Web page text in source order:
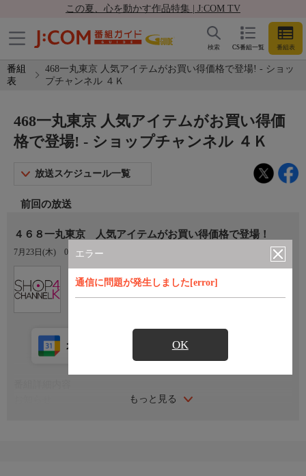
この夏、心を動かす作品特集 | J:COM TV
CS番組一覧 番組表
検索
番組
表
468一丸東京 人気アイテムがお買い得価格で登場! - ショッ
プチャンネル ４Ｋ
エラー
通信に問題が発生しました[error]
OK
468一丸東京 人気アイテムがお買い得価
格で登場! - ショップチャンネル ４Ｋ
放送スケジュール一覧
前回の放送
４６８一丸東京 人気アイテムがお買い得価格で登場！
7月23日(木) 03:00〜04:00
ショップチャンネル ４Ｋ
もっと見る
カレンダー登録 アプリ視聴